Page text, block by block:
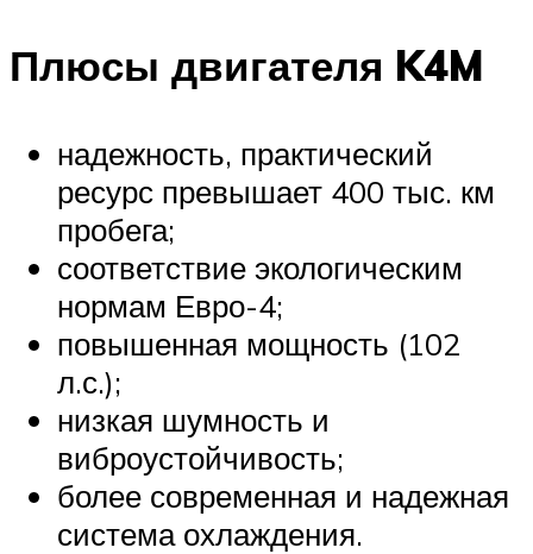
Плюсы двигателя K4M
надежность, практический
ресурс превышает 400 тыс. км
пробега;
соответствие экологическим
нормам Евро-4;
повышенная мощность (102
л.с.);
низкая шумность и
виброустойчивость;
более современная и надежная
система охлаждения.